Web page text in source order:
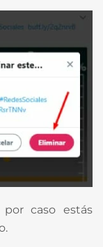
caso estás